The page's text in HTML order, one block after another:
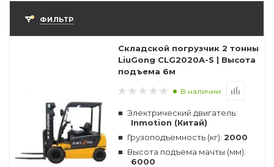
ФИЛЬТР
Складской погрузчик 2 тонны
LiuGong CLG2020A-S | Высота
подъема 6м
В наличии
Электрический двигатель:
Inmotion (Китай)
Грузоподъемность (кг): 2000
Высота подъема мачты (мм):
6000